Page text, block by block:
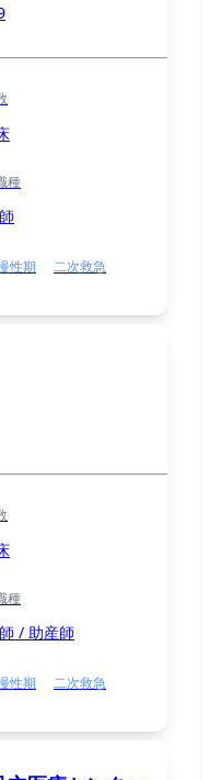
種
性期
二次救急
種
/ 助産師
性期
二次救急